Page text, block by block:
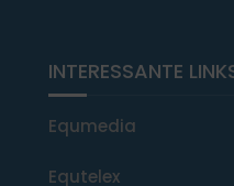
INTERESSANTE
Equmedia
Equtelex